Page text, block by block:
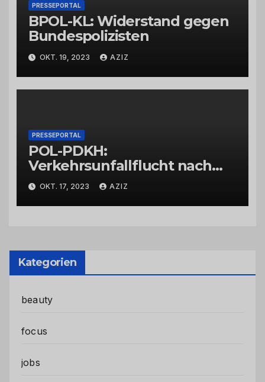
PRESSEPORTAL
BPOL-KL: Widerstand gegen
Bundespolizisten
OKT. 19, 2023 AZIZ
PRESSEPORTAL
POL-PDKH:
Verkehrsunfallflucht nach
Abbiegevorgang
OKT. 17, 2023 AZIZ
Kategorien
beauty
focus
jobs